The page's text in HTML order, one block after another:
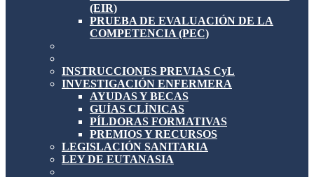
(EIR)
PRUEBA DE EVALUACIÓN DE LA
COMPETENCIA (PEC)
INSTRUCCIONES PREVIAS CyL
INVESTIGACIÓN ENFERMERA
AYUDAS Y BECAS
GUÍAS CLÍNICAS
PÍLDORAS FORMATIVAS
PREMIOS Y RECURSOS
LEGISLACIÓN SANITARIA
LEY DE EUTANASIA